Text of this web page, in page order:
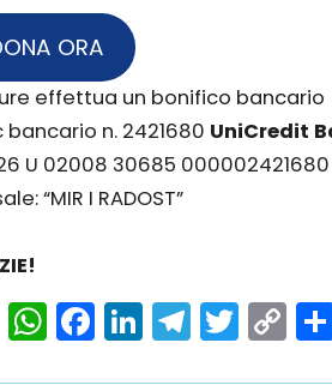
ORA
effettua un bonifico bancario
n. 2421680 UniCredit
U 02008 30685 000002421680
“MIR I RADOST”
EmailWhatsApp
Facebook
LinkedIn
Link